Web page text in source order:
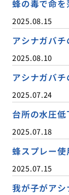
蜂の毒で命
2025.08.15
アシナガバ
2025.08.10
アシナガバ
2025.07.24
台所の水圧
2025.07.18
蜂スプレー
2025.07.15
我が子がアシ